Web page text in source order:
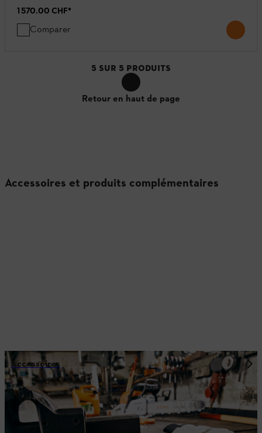
1 570.00 CHF*
Comparer
5 SUR 5 PRODUITS
Retour en haut de page
Accessoires et produits complémentaires
Accessoires